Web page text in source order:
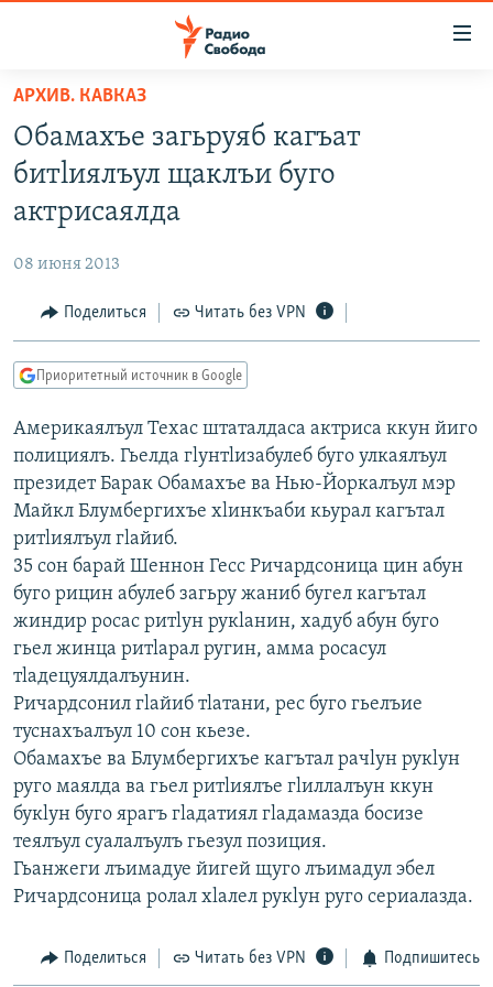
упрощенного
доступа
Вернуться
основному
Вернутся
Вернутся
поиску
ПРОГРАММЫ
ПОДКАСТЫ
АВТОРСКИЕ ПРОЕКТЫ
МНЕНИЯ
КУЛЬТУРА
КАВКАЗ.РЕАЛИИ
СЕВЕР.РЕАЛИИ
СИБИРЬ.РЕАЛИИ
РАСПИСАНИЕ ВЕЩАНИЯ
ПОДПИШИТЕСЬ НА РАССЫЛКУ
Все сайты РСЕ/РС
АРХИВ. КАВКАЗ
Обамахъе загьруяб кагъат
битlиялъул щаклъи буго
актрисаялда
08 июня 2013
Поделиться Читать без VPN
Приоритетный источник в Google
Америкаялъул Техас штаталдаса актриса ккун йиго
полициялъ. Гьелда гlунтlизабулеб буго улкаялъул
президет Барак Обамахъе ва Нью-Йоркалъул мэр
Майкл Блумбергихъе хlинкъаби кьурал кагътал
ритlиялъул гlайиб.
35 сон барай Шеннон Гесс Ричардсоница цин абун
буго рицин абулеб загьру жаниб бугел кагътал
жиндир росас ритlун рукlанин, хадуб абун буго
гьел жинца ритlарал ругин, амма росасул
тlадецуялдалъунин.
Ричардсонил гlайиб тlатани, рес буго гьелъие
туснахъалъул 10 сон кьезе.
Обамахъе ва Блумбергихъе кагътал рачlун рукlун
руго маялда ва гьел ритlиялъе гlиллалъун ккун
букlун буго ярагъ гlадатиял гlадамазда босизе
теялъул суалалъулъ гьезул позиция.
Гьанжеги лъимадуе йигей щуго лъимадул эбел
Ричардсоница ролал хlалел рукlун руго сериалазда.
Поделиться Читать без VPN Подпишитесь